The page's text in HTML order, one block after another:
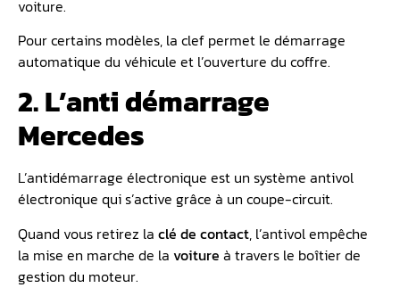
voiture.
Pour certains modèles, la clef permet le démarrage
automatique du véhicule et l’ouverture du coffre.
2. L’anti démarrage
Mercedes
L’antidémarrage électronique est un système antivol
électronique qui s’active grâce à un coupe-circuit.
Quand vous retirez la clé de contact, l’antivol empêche
la mise en marche de la voiture à travers le boîtier de
gestion du moteur.